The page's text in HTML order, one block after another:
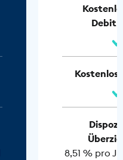
8,51 % pro